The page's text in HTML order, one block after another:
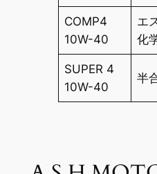
COMP4
10W-40
エ
化
SUPER 4
10W-40
半